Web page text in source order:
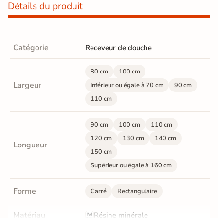
Détails du produit
Catégorie Receveur de douche
Largeur
80 cm
100 cm
Inférieur ou égale à 70 cm
90 cm
110 cm
Longueur
90 cm 100 cm
110 cm
120 cm
130 cm
140 cm
150 cm
Supérieur ou égale à 160 cm
Forme Carré Rectangulaire
Matériau Résine minérale